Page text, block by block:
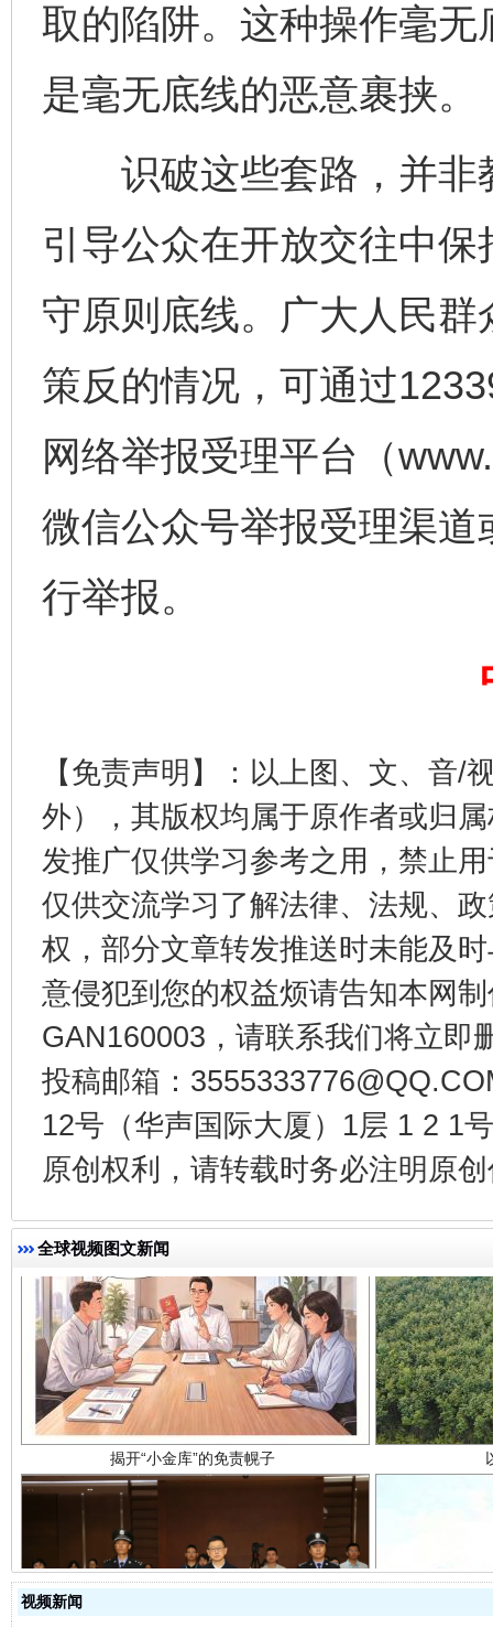
取的陷阱。这种操作毫
是毫无底线的恶意裹挟。
识破这些套路，并非
引导公众在开放交往中
守原则底线。广大人民
策反的情况，可通过
网络举报受理平台（
微信公众号举报受理渠
行举报。
【免责声明】：以上图、文、音/
外），其版权均属于原作者或归
发推广仅供学习参考之用，禁止
仅供交流学习了解法律、法规、
权，部分文章转发推送时未能及
意侵犯到您的权益烦请告知本网
GAN160003，请联系我们将立即
投稿邮箱：
12号（华声国际大厦）1层 1 2 1
原创权利，请转载时务必注明原
全球视频图文新闻
完善运行机制助力责任有效落实
千年窑火 生生不息
揭开“小金库”的免责幌子
受贿1.44亿！段成刚被判无期 从幼
视频新闻